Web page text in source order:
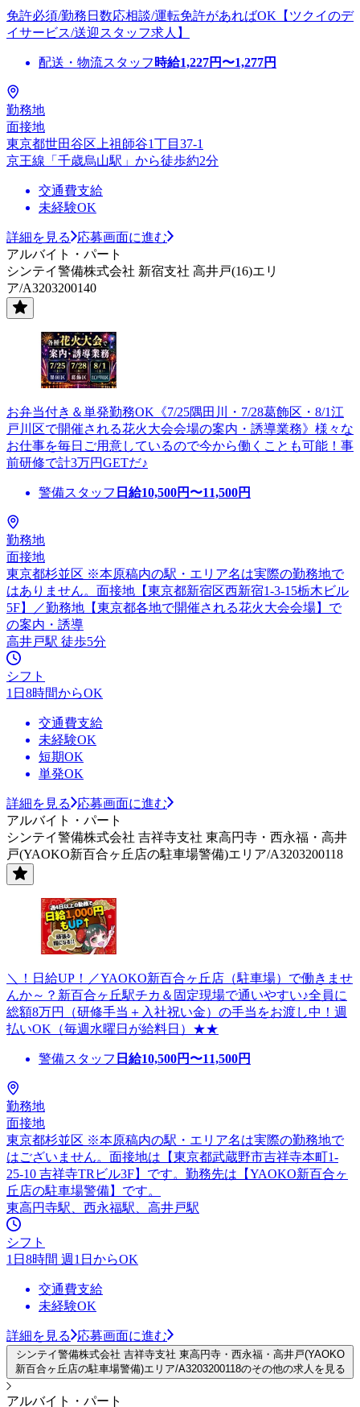
免許必須/勤務日数応相談/運転免許があればOK【ツクイのデ
イサービス/送迎スタッフ求人】
配送・物流スタッフ 時給1,227円〜1,277円
勤務地
面接地
東京都世田谷区上祖師谷1丁目37-1
京王線「千歳烏山駅」から徒歩約2分
交通費支給
未経験OK
詳細を見る
応募画面に進む
アルバイト・パート
シンテイ警備株式会社 新宿支社 高井戸(16)エリ
ア/A3203200140
お弁当付き＆単発勤務OK《7/25隅田川・7/28葛飾区・8/1江
戸川区で開催される花火大会会場の案内・誘導業務》様々な
お仕事を毎日ご用意しているので今から働くことも可能！事
前研修で計3万円GETだ♪
警備スタッフ 日給10,500円〜11,500円
勤務地
面接地
東京都杉並区 ※本原稿内の駅・エリア名は実際の勤務地で
はありません。面接地【東京都新宿区西新宿1-3-15栃木ビル
5F】／勤務地【東京都各地で開催される花火大会会場】で
の案内・誘導
高井戸駅 徒歩5分
シフト
1日8時間からOK
交通費支給
未経験OK
短期OK
単発OK
詳細を見る
応募画面に進む
アルバイト・パート
シンテイ警備株式会社 吉祥寺支社 東高円寺・西永福・高井
戸(YAOKO新百合ヶ丘店の駐車場警備)エリア/A3203200118
＼！日給UP！／YAOKO新百合ヶ丘店（駐車場）で働きませ
んか～？新百合ヶ丘駅チカ＆固定現場で通いやすい♪全員に
総額8万円（研修手当＋入社祝い金）の手当をお渡し中！週
払いOK（毎週水曜日が給料日）★★
警備スタッフ 日給10,500円〜11,500円
勤務地
面接地
東京都杉並区 ※本原稿内の駅・エリア名は実際の勤務地で
はございません。面接地は【東京都武蔵野市吉祥寺本町1-
25-10 吉祥寺TRビル3F】です。勤務先は【YAOKO新百合ヶ
丘店の駐車場警備】です。
東高円寺駅、西永福駅、高井戸駅
シフト
1日8時間 週1日からOK
交通費支給
未経験OK
詳細を見る 応募画面に進む
シンテイ警備株式会社 吉祥寺支社 東高円寺・西永福・高井戸(YAOKO
新百合ヶ丘店の駐車場警備)エリア/A3203200118のその他の求人を見る
アルバイト・パート